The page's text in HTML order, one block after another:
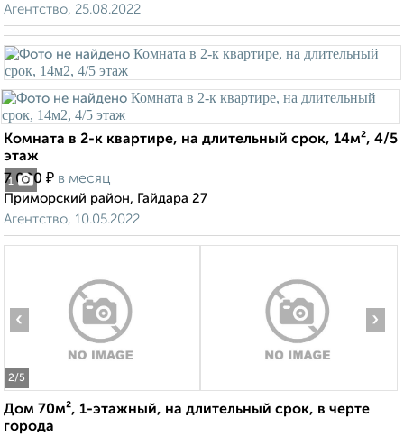
Агентство, 25.08.2022
1
Комната в 2-к квартире, на длительный срок, 14м², 4/5
этаж
7 000 ₽ в месяц
Приморский район, Гайдара 27
Агентство, 10.05.2022
2/5
‹ ›
Дом 70м², 1-этажный, на длительный срок, в черте
города